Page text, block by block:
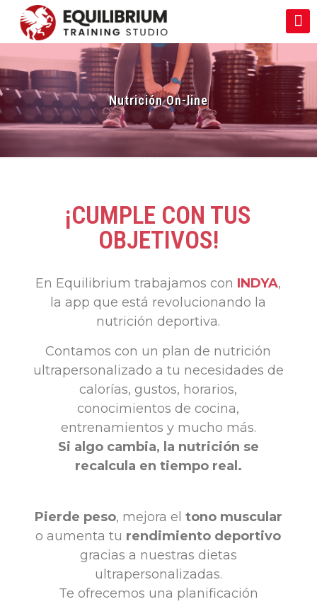
Nutrición On-line
¡CUMPLE CON TUS
OBJETIVOS!
En Equilibrium trabajamos con INDYA,
la app que está revolucionando la
nutrición deportiva.
Contamos con un plan de nutrición
ultrapersonalizado a tu necesidades de
calorías, gustos, horarios,
conocimientos de cocina,
entrenamientos y mucho más.
Si algo cambia, la nutrición se
recalcula en tiempo real.
Pierde peso, mejora el tono muscular
o aumenta tu rendimiento deportivo
gracias a nuestras dietas
ultrapersonalizadas.
Te ofrecemos una planificación